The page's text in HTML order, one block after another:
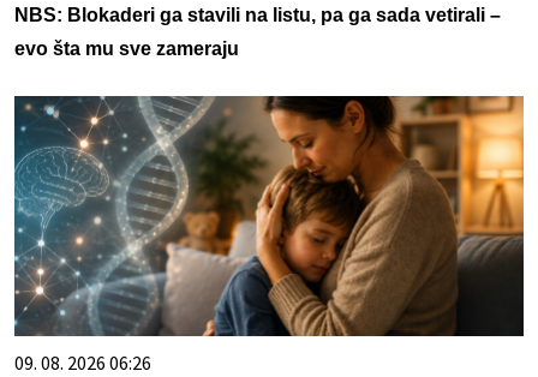
NBS: Blokaderi ga stavili na listu, pa ga sada vetirali –
evo šta mu sve zameraju
09. 08. 2026 06:26